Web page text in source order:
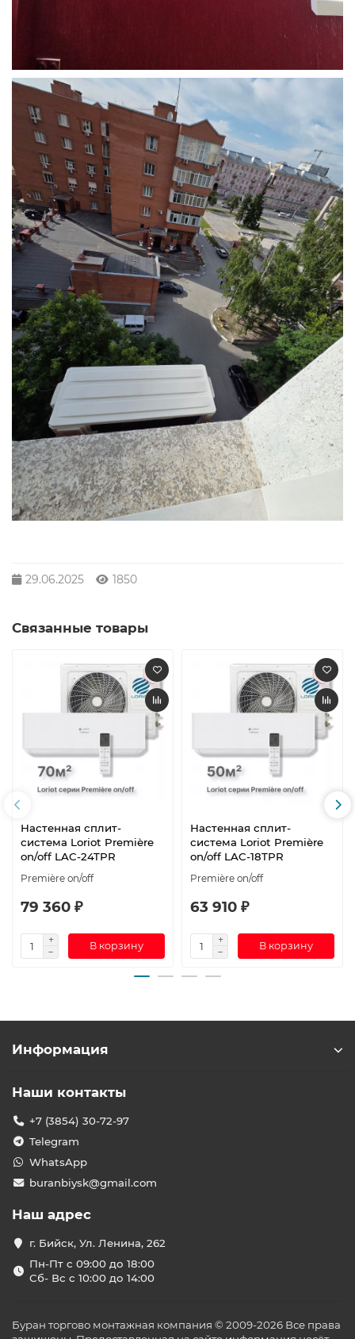
29.06.2025 1850
Связанные товары
Настенная сплит-
система Loriot Première
on/off LAC-24TPR
Première on/off
79 360 ₽
В корзину
Настенная сплит-
система Loriot Première
on/off LAC-18TPR
Première on/off
63 910 ₽
В корзину
Информация
Наши контакты
+7 (3854) 30-72-97
Telegram
WhatsApp
buranbiysk@gmail.com
Наш адрес
г. Бийск, Ул. Ленина, 262
Пн-Пт с 09:00 до 18:00
Сб- Вс с 10:00 до 14:00
Буран торгово монтажная компания © 2009-2026 Все права